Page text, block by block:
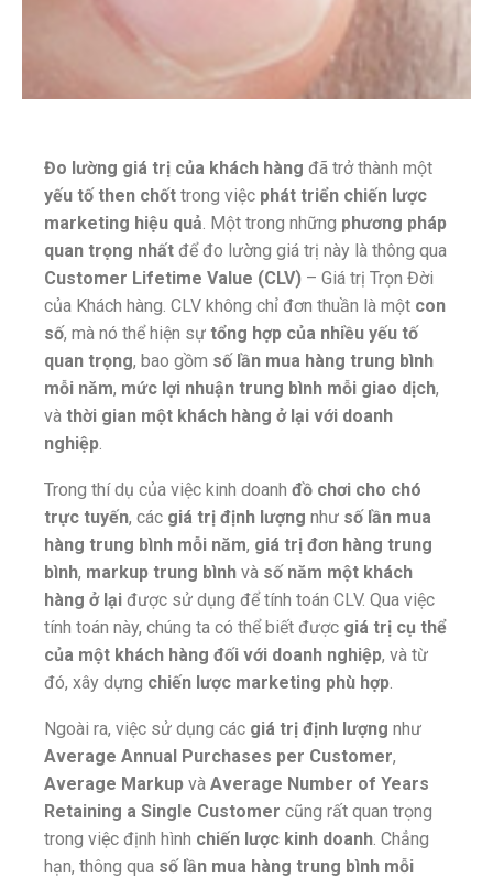
Đo lường giá trị của khách hàng đã trở thành một
yếu tố then chốt trong việc phát triển chiến lược
marketing hiệu quả. Một trong những phương pháp
quan trọng nhất để đo lường giá trị này là thông qua
Customer Lifetime Value (CLV) – Giá trị Trọn Đời
của Khách hàng. CLV không chỉ đơn thuần là một con
số, mà nó thể hiện sự tổng hợp của nhiều yếu tố
quan trọng, bao gồm số lần mua hàng trung bình
mỗi năm, mức lợi nhuận trung bình mỗi giao dịch,
và thời gian một khách hàng ở lại với doanh
nghiệp.
Trong thí dụ của việc kinh doanh đồ chơi cho chó
trực tuyến, các giá trị định lượng như số lần mua
hàng trung bình mỗi năm, giá trị đơn hàng trung
bình, markup trung bình và số năm một khách
hàng ở lại được sử dụng để tính toán CLV. Qua việc
tính toán này, chúng ta có thể biết được giá trị cụ thể
của một khách hàng đối với doanh nghiệp, và từ
đó, xây dựng chiến lược marketing phù hợp.
Ngoài ra, việc sử dụng các giá trị định lượng như
Average Annual Purchases per Customer,
Average Markup và Average Number of Years
Retaining a Single Customer cũng rất quan trọng
trong việc định hình chiến lược kinh doanh. Chẳng
hạn, thông qua số lần mua hàng trung bình mỗi